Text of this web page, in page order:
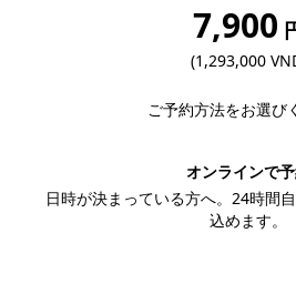
7,900
(1,293,000
ご予約方法をお選び
オンラインで
日時が決まっている方へ。24時間
込めます。